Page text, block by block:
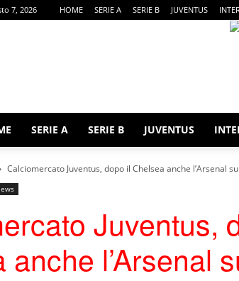
7, 2026 HOME SERIE A SERIE B JUVENTUS
SERIE A SERIE B JUVENTUS
Calciomercato Juventus, dopo il Chelsea anche l’Arsenal
Juventus,
anche l’Arsenal